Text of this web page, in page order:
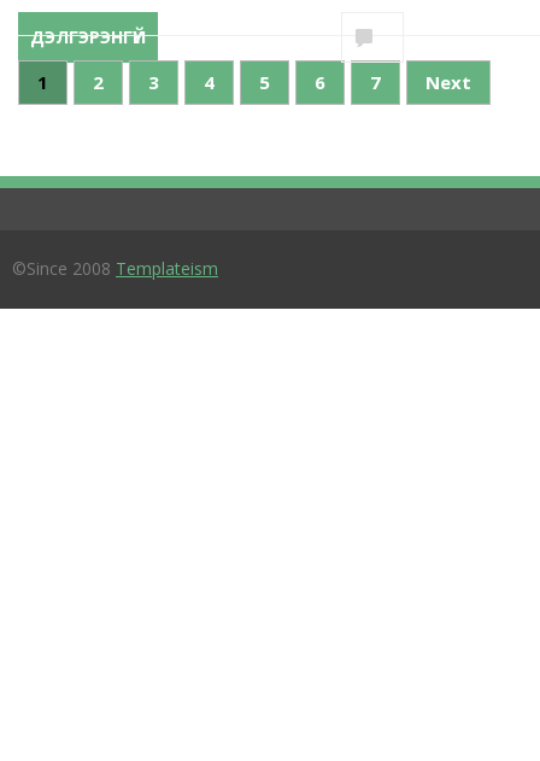
ДЭЛГЭРЭНГҮЙ
1 2 3 4 5 6 7 Next
©Since 2008 Templateism